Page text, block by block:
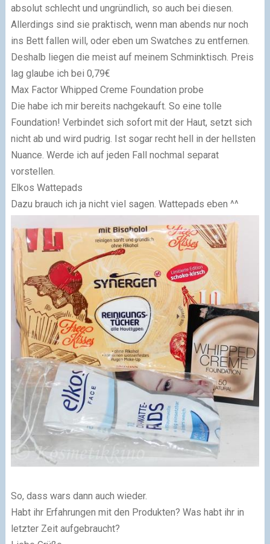
absolut schlecht und ungründlich, so auch bei diesen.
Allerdings sind sie praktisch, wenn man abends nur noch
ins Bett fallen will, oder eben um Swatches zu entfernen.
Deshalb liegen die meist auf meinem Schminktisch. Preis
lag glaube ich bei 0,79€
Max Factor Whipped Creme Foundation probe
Die habe ich mir bereits nachgekauft. So eine tolle
Foundation! Verbindet sich sofort mit der Haut, setzt sich
nicht ab und wird pudrig. Ist sogar recht hell in der hellsten
Nuance. Werde ich auf jeden Fall nochmal separat
vorstellen.
Elkos Wattepads
Dazu brauch ich ja nicht viel sagen. Wattepads eben ^^
So, dass wars dann auch wieder.
Habt ihr Erfahrungen mit den Produkten? Was habt ihr in
letzter Zeit aufgebraucht?